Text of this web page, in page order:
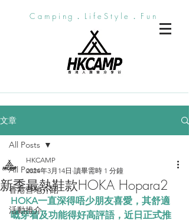
Camping．LifeStyle．Fun
文章
All Posts
香港營地介紹
活動推介
All Posts
新季最熱鞋款HOKA Hopara2
HKCAMP
2024年3月14日 讀畢需時 1 分鐘
HOKA一直深得唔少朋友喜愛，其舒適
嘅穿着及功能得好高評語，近日正式推